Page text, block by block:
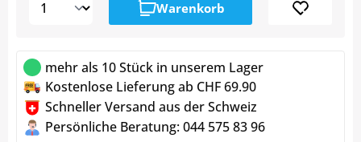
Warenkorb
mehr als 10 Stück in unserem Lager
Kostenlose Lieferung ab CHF 69.90
Schneller Versand aus der Schweiz
Persönliche Beratung: 044 575 83 96